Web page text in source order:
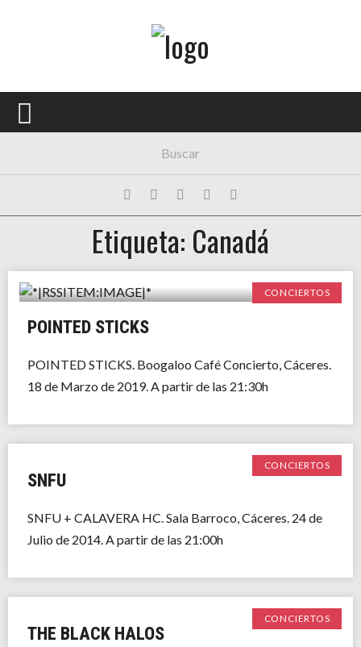
PORTADA
FESTIVALES
HISTORIAS
Etiqueta: Canadá
CONCIERTOS
POINTED STICKS
POINTED STICKS. Boogaloo Café Concierto, Cáceres.
18 de Marzo de 2019. A partir de las 21:30h
CONCIERTOS
SNFU
SNFU + CALAVERA HC. Sala Barroco, Cáceres. 24 de
Julio de 2014. A partir de las 21:00h
CONCIERTOS
THE BLACK HALOS